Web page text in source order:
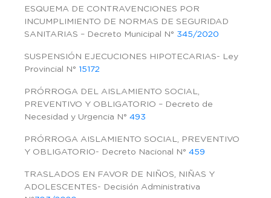
ESQUEMA DE CONTRAVENCIONES POR
INCUMPLIMIENTO DE NORMAS DE SEGURIDAD
SANITARIAS – Decreto Municipal N° 345/2020
SUSPENSIÓN EJECUCIONES HIPOTECARIAS- Ley
Provincial N° 15172
PRÓRROGA DEL AISLAMIENTO SOCIAL,
PREVENTIVO Y OBLIGATORIO – Decreto de
Necesidad y Urgencia N° 493
PRÓRROGA AISLAMIENTO SOCIAL, PREVENTIVO
Y OBLIGATORIO- Decreto Nacional N° 459
TRASLADOS EN FAVOR DE NIÑOS, NIÑAS Y
ADOLESCENTES- Decisión Administrativa